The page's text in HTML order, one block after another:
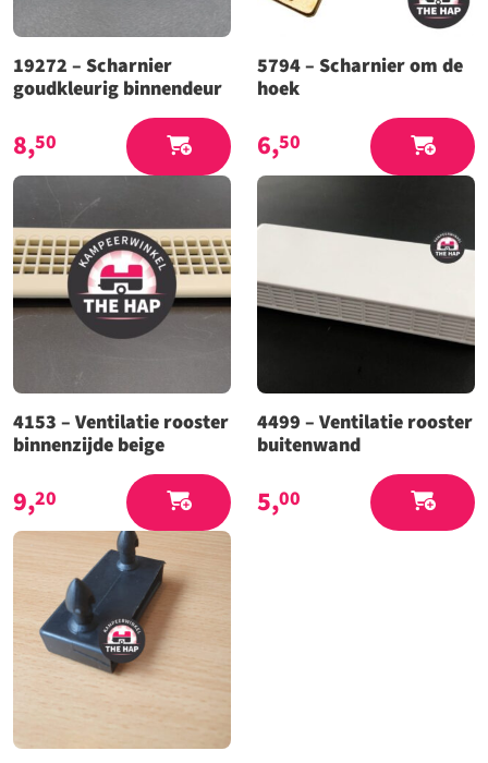
19272 – Scharnier
goudkleurig binnendeur
8,50
5794 – Scharnier om de
hoek
6,50
4153 – Ventilatie rooster
binnenzijde beige
9,20
4499 – Ventilatie rooster
buitenwand
5,00